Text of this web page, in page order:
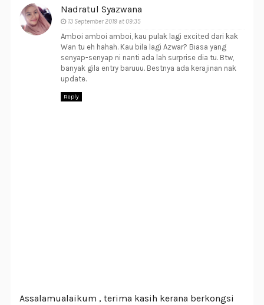
Nadratul Syazwana
13 September 2019 at 09:35
Amboi amboi amboi, kau pulak lagi excited dari kak
Wan tu eh hahah. Kau bila lagi Azwar? Biasa yang
senyap-senyap ni nanti ada lah surprise dia tu. Btw,
banyak gila entry baruuu. Bestnya ada kerajinan nak
update.
Reply
Assalamualaikum , terima kasih kerana berkongsi